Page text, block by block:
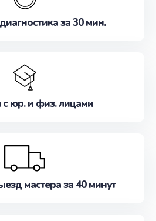
за 30 мин.
с юр. и физ. лицами
мастера за 40 минут